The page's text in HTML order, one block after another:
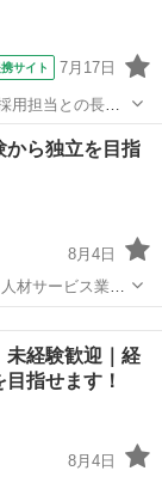
サイト 7月17日
用担当との長期
から独立を目指
8月4日
材サービス業の
て活動 ・支…
未経験歓迎｜経
指せます！
8月4日